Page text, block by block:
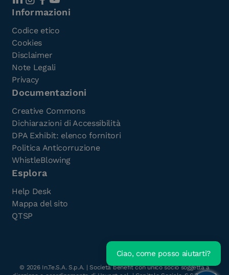
Informazioni
Codice etico
Cookies
Disclaimer
Note Legali
Privacy
Documentazioni
Creative Commons
Dichiarazioni di Accessibilità
DPA Exhibit: elenco fornitori
Politica Anticorruzione
WhistleBlowing
Esplora
Help Desk
Mappa del sito
QTSP
© 2026In.Te.S.A. S.p.A. | Società benefit con unico socio soggetta a
Ciao, come posso aiutarti?